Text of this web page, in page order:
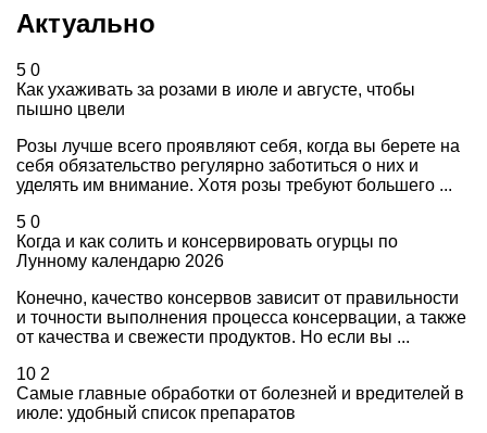
Актуально
5 0
Как ухаживать за розами в июле и августе, чтобы
пышно цвели
Розы лучше всего проявляют себя, когда вы берете на
себя обязательство регулярно заботиться о них и
уделять им внимание. Хотя розы требуют большего ...
5 0
Когда и как солить и консервировать огурцы по
Лунному календарю 2026
Конечно, качество консервов зависит от правильности
и точности выполнения процесса консервации, а также
от качества и свежести продуктов. Но если вы ...
10 2
Самые главные обработки от болезней и вредителей в
июле: удобный список препаратов